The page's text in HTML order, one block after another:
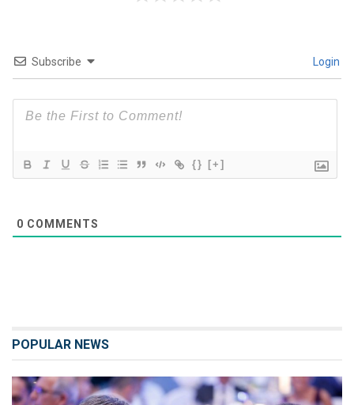
Subscribe Login
{} [+]
0 COMMENTS
POPULAR NEWS